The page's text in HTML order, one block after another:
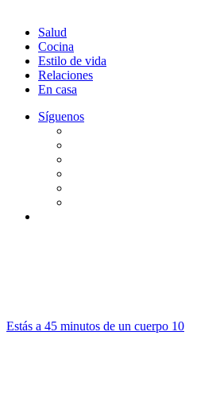
Salud
Cocina
Estilo de vida
Relaciones
En casa
Síguenos
Estás a 45 minutos de un cuerpo 10